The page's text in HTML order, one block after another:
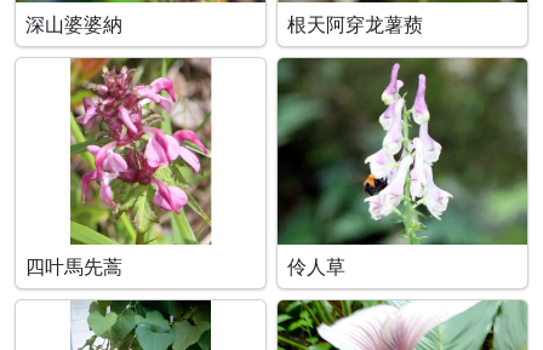
深山婆婆納 根天阿穿龙薯蓣
四叶馬先蒿 伶人草